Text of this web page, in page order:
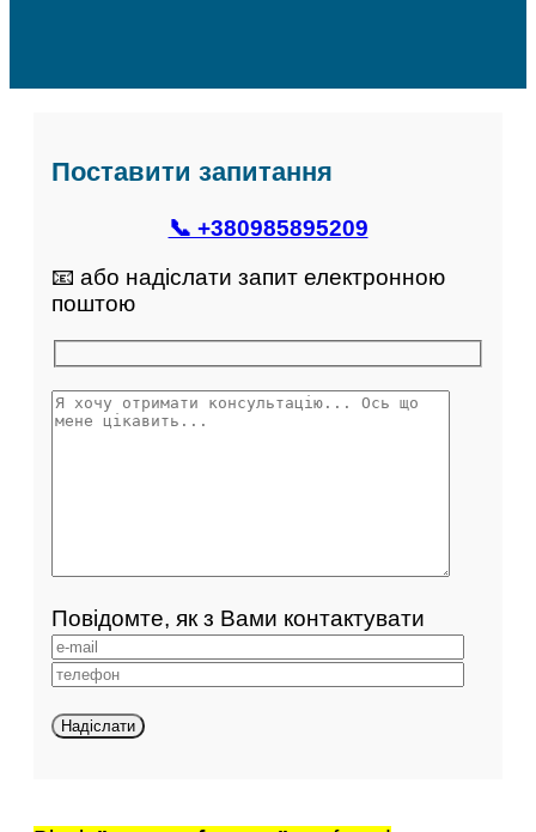
Поставити запитання
📞 +380985895209
📧 або надіслати запит електронною
поштою
Повідомте, як з Вами контактувати